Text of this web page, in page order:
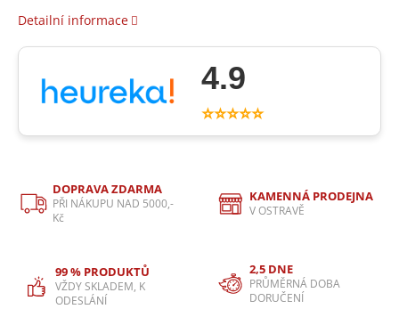
Detailní informace
4.9
⭐⭐⭐⭐⭐
DOPRAVA ZDARMA
PŘI NÁKUPU NAD 5000,-
Kč
KAMENNÁ PRODEJNA
V OSTRAVĚ
99 % PRODUKTŮ
VŽDY SKLADEM, K
ODESLÁNÍ
2,5 DNE
PRŮMĚRNÁ DOBA
DORUČENÍ